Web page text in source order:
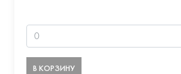
В КОРЗИНУ